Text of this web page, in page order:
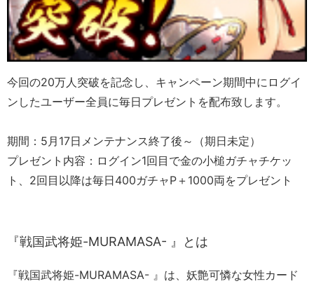
今回の20万人突破を記念し、キャンペーン期間中にログイ
ンしたユーザー全員に毎日プレゼントを配布致します。
期間：5月17日メンテナンス終了後～（期日未定）
プレゼント内容：ログイン1回目で金の小槌ガチャチケッ
ト、2回目以降は毎日400ガチャP＋1000両をプレゼント
『戦国武将姫-MURAMASA- 』とは
『戦国武将姫-MURAMASA- 』は、妖艶可憐な女性カード